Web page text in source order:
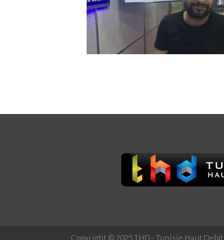
Copyright © 2025 THD - Tunisie Haut Debit.